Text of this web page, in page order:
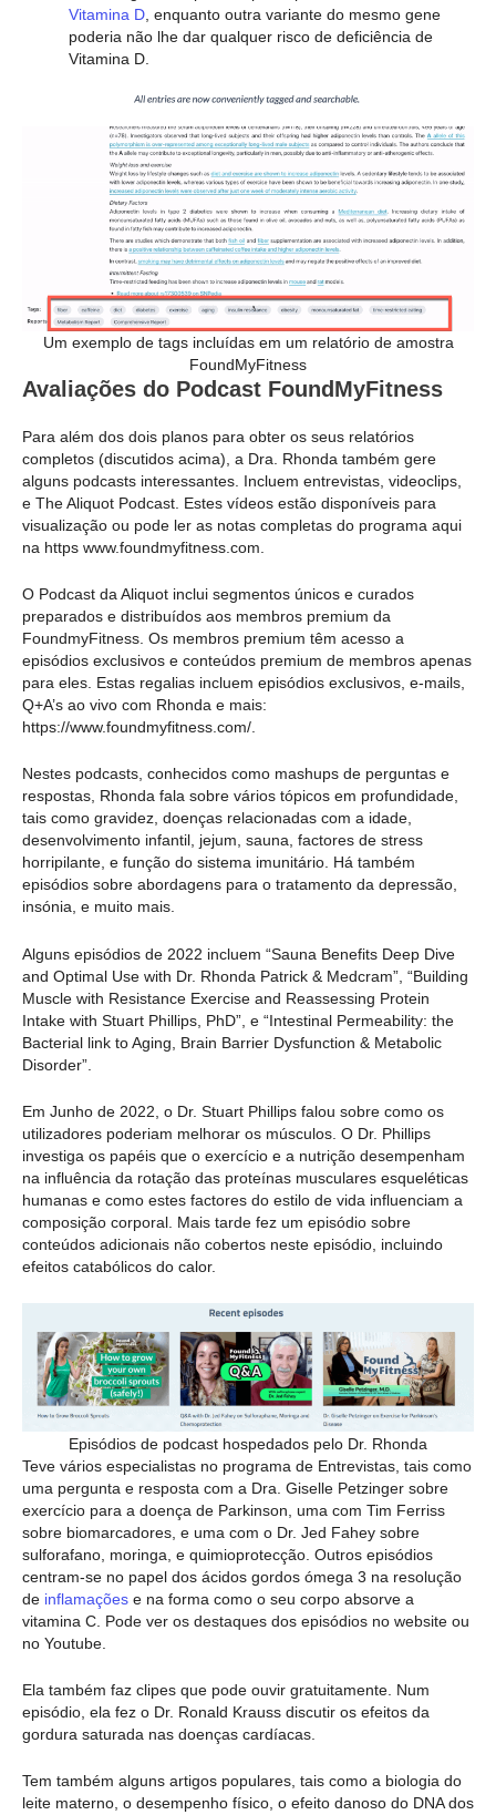
Vitamina D , enquanto outra variante do mesmo gene
poderia não lhe dar qualquer risco de deficiência de
Vitamina D.
Um exemplo de tags incluídas em um relatório de amostra
FoundMyFitness
Avaliações do Podcast FoundMyFitness
Para além dos dois planos para obter os seus relatórios
completos (discutidos acima), a Dra. Rhonda também gere
alguns podcasts interessantes. Incluem entrevistas, videoclips,
e The Aliquot Podcast. Estes vídeos estão disponíveis para
visualização ou pode ler as notas completas do programa aqui
na https www.foundmyfitness.com.
O Podcast da Aliquot inclui segmentos únicos e curados
preparados e distribuídos aos membros premium da
FoundmyFitness. Os membros premium têm acesso a
episódios exclusivos e conteúdos premium de membros apenas
para eles. Estas regalias incluem episódios exclusivos, e-mails,
Q+A’s ao vivo com Rhonda e mais:
https://www.foundmyfitness.com/.
Nestes podcasts, conhecidos como mashups de perguntas e
respostas, Rhonda fala sobre vários tópicos em profundidade,
tais como gravidez, doenças relacionadas com a idade,
desenvolvimento infantil, jejum, sauna, factores de stress
horripilante, e função do sistema imunitário. Há também
episódios sobre abordagens para o tratamento da depressão,
insónia, e muito mais.
Alguns episódios de 2022 incluem “Sauna Benefits Deep Dive
and Optimal Use with Dr. Rhonda Patrick & Medcram”, “Building
Muscle with Resistance Exercise and Reassessing Protein
Intake with Stuart Phillips, PhD”, e “Intestinal Permeability: the
Bacterial link to Aging, Brain Barrier Dysfunction & Metabolic
Disorder”.
Em Junho de 2022, o Dr. Stuart Phillips falou sobre como os
utilizadores poderiam melhorar os músculos. O Dr. Phillips
investiga os papéis que o exercício e a nutrição desempenham
na influência da rotação das proteínas musculares esqueléticas
humanas e como estes factores do estilo de vida influenciam a
composição corporal. Mais tarde fez um episódio sobre
conteúdos adicionais não cobertos neste episódio, incluindo
efeitos catabólicos do calor.
Episódios de podcast hospedados pelo Dr. Rhonda
Teve vários especialistas no programa de Entrevistas, tais como
uma pergunta e resposta com a Dra. Giselle Petzinger sobre
exercício para a doença de Parkinson, uma com Tim Ferriss
sobre biomarcadores, e uma com o Dr. Jed Fahey sobre
sulforafano, moringa, e quimioprotecção. Outros episódios
centram-se no papel dos ácidos gordos ómega 3 na resolução
de inflamações e na forma como o seu corpo absorve a
vitamina C. Pode ver os destaques dos episódios no website ou
no Youtube.
Ela também faz clipes que pode ouvir gratuitamente. Num
episódio, ela fez o Dr. Ronald Krauss discutir os efeitos da
gordura saturada nas doenças cardíacas.
Tem também alguns artigos populares, tais como a biologia do
leite materno, o desempenho físico, o efeito danoso do DNA dos